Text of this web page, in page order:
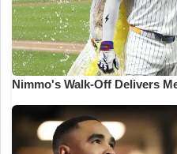
Nimmo's Walk-Off Delivers